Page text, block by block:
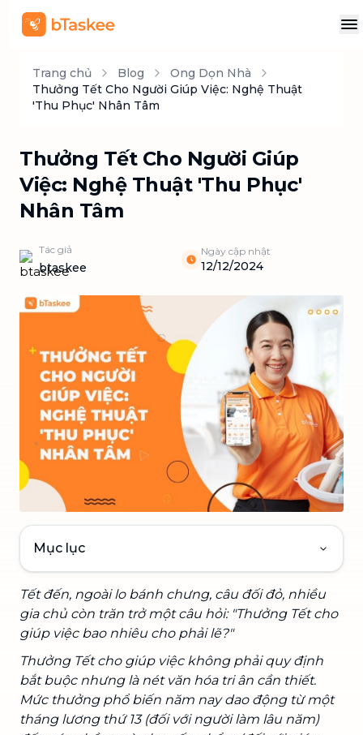
Trang chủ Blog
Ong Dọn Nhà
Thưởng Tết Cho Người Giúp Việc: Nghệ Thuật
'Thu Phục' Nhân Tâm
Thưởng Tết Cho Người Giúp
Việc: Nghệ Thuật 'Thu Phục'
Nhân Tâm
Tác giả
btaskee
Ngày cập nhật
12/12/2024
Mục lục
Tết đến, ngoài lo bánh chưng, câu đối đỏ, nhiều
gia chủ còn trăn trở một câu hỏi: "Thưởng Tết cho
giúp việc bao nhiêu cho phải lẽ?"
Thưởng Tết cho giúp việc không phải quy định
bắt buộc nhưng là nét văn hóa tri ân cần thiết.
Mức thưởng phổ biến năm nay dao động từ một
tháng lương thứ 13 (đối với người làm lâu năm)